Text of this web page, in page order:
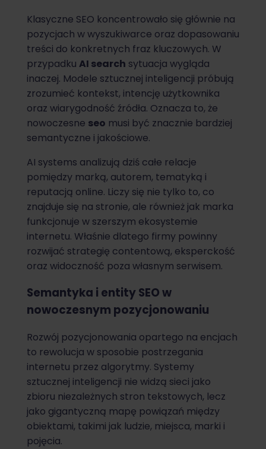
Klasyczne SEO koncentrowało się głównie na
pozycjach w wyszukiwarce oraz dopasowaniu
treści do konkretnych fraz kluczowych. W
przypadku AI search sytuacja wygląda
inaczej. Modele sztucznej inteligencji próbują
zrozumieć kontekst, intencję użytkownika
oraz wiarygodność źródła. Oznacza to, że
nowoczesne seo musi być znacznie bardziej
semantyczne i jakościowe.
AI systems analizują dziś całe relacje
pomiędzy marką, autorem, tematyką i
reputacją online. Liczy się nie tylko to, co
znajduje się na stronie, ale również jak marka
funkcjonuje w szerszym ekosystemie
internetu. Właśnie dlatego firmy powinny
rozwijać strategię contentową, eksperckość
oraz widoczność poza własnym serwisem.
Semantyka i entity SEO w
nowoczesnym pozycjonowaniu
Rozwój pozycjonowania opartego na encjach
to rewolucja w sposobie postrzegania
internetu przez algorytmy. Systemy
sztucznej inteligencji nie widzą sieci jako
zbioru niezależnych stron tekstowych, lecz
jako gigantyczną mapę powiązań między
obiektami, takimi jak ludzie, miejsca, marki i
pojęcia.